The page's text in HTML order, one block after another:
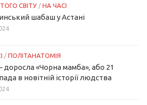
ТОГО СВІТУ / НА ЧАСІ
шабаш у Астані
/ ПОЛІТАНАТОМІЯ
доросла «Чорна мамба», або 21
в новітній історії людства